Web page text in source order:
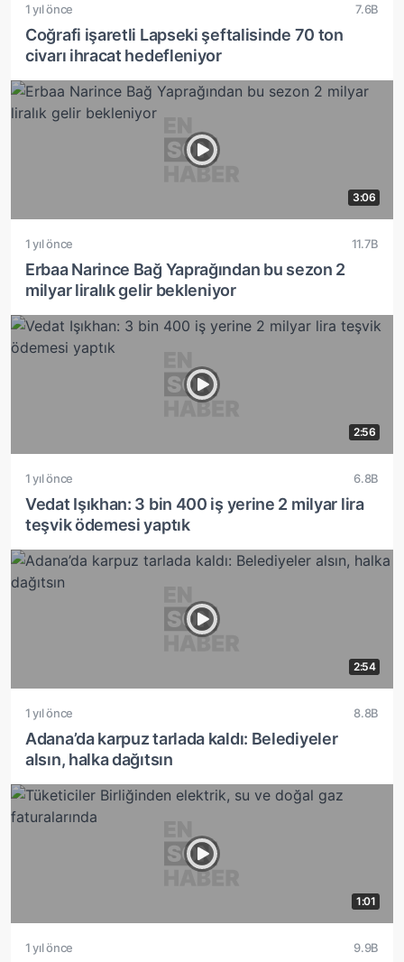
1 yıl önce 7.6B
Coğrafi işaretli Lapseki şeftalisinde 70 ton
civarı ihracat hedefleniyor
3:06
1 yıl önce 11.7B
Erbaa Narince Bağ Yaprağından bu sezon 2
milyar liralık gelir bekleniyor
2:56
1 yıl önce 6.8B
Vedat Işıkhan: 3 bin 400 iş yerine 2 milyar lira
teşvik ödemesi yaptık
2:54
1 yıl önce 8.8B
Adana’da karpuz tarlada kaldı: Belediyeler
alsın, halka dağıtsın
1:01
1 yıl önce 9.9B